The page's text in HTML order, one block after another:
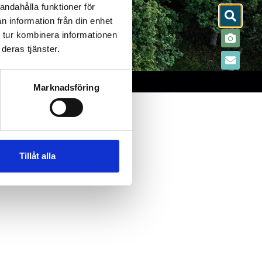
funktioner för
information från din enhet
kombinera informationen
tjänster.
Marknadsföring
Tillåt alla